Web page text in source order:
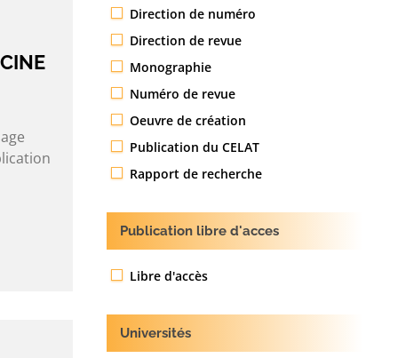
Direction de numéro
Direction de revue
Monographie
Numéro de revue
Oeuvre de création
Publication du CELAT
Rapport de recherche
Publication libre d'acces
Libre d'accès
Universités